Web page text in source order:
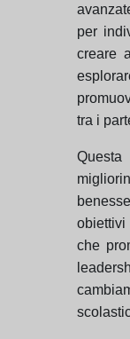
per
creare
tra i
obiettivi
che